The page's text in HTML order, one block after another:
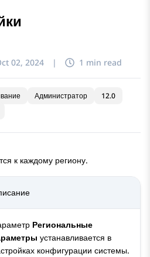
PDF
02, 2024 | 1 min read
Администратор
12.0
к каждому региону.
Региональные
устанавливается в
конфигурации системы.